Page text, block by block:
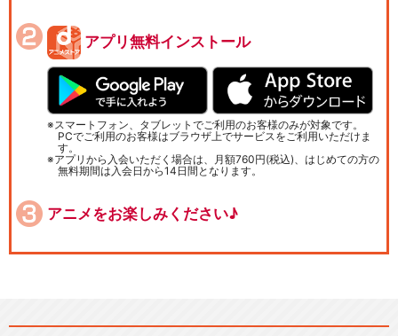
アプリ無料インストール
スマートフォン、タブレットでご利用のお客様のみが対象です。
PCでご利用のお客様はブラウザ上でサービスをご利用いただけま
す。
アプリから入会いただく場合は、月額760円(税込)、はじめての方の
無料期間は入会日から14日間となります。
アニメをお楽しみください♪